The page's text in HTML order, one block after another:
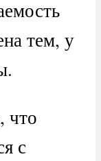
тем, у
что
с